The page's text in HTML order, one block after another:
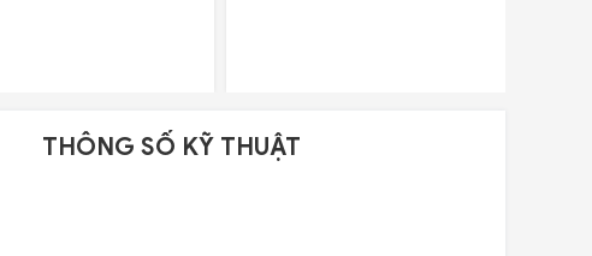
THÔNG SỐ KỸ THUẬT